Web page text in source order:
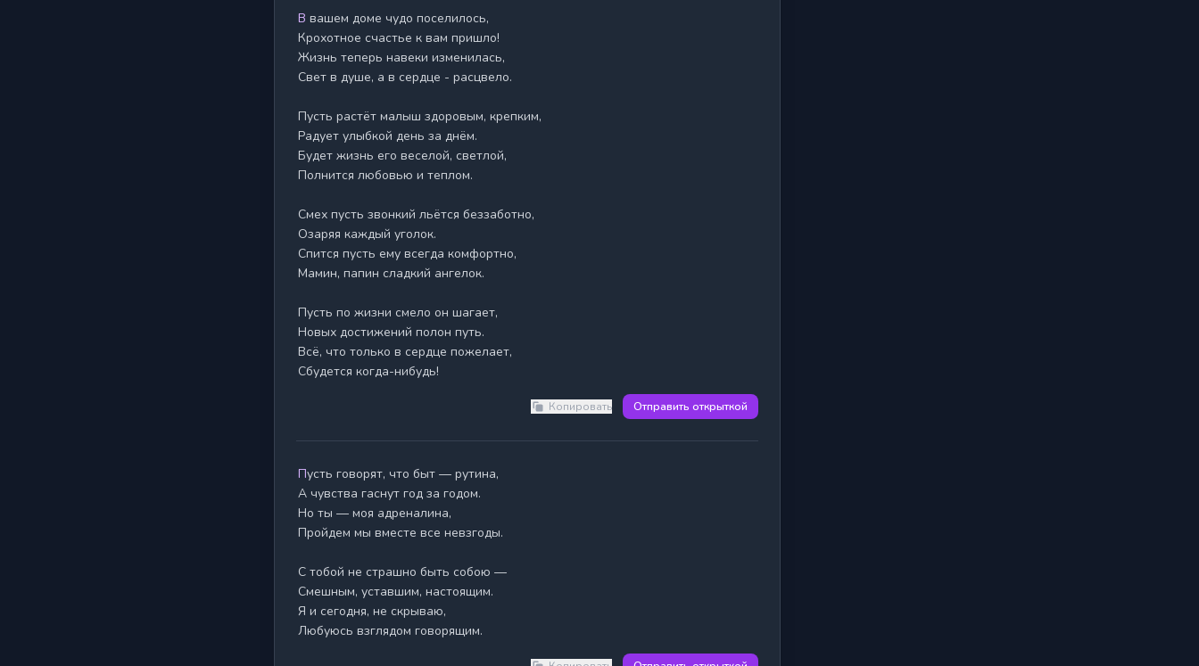
В вашем доме чудо поселилось,
Крохотное счастье к вам пришло!
Жизнь теперь навеки изменилась,
Свет в душе, а в сердце - расцвело.
Пусть растёт малыш здоровым, крепким,
Радует улыбкой день за днём.
Будет жизнь его веселой, светлой,
Полнится любовью и теплом.
Смех пусть звонкий льётся беззаботно,
Озаряя каждый уголок.
Спится пусть ему всегда комфортно,
Мамин, папин сладкий ангелок.
Пусть по жизни смело он шагает,
Новых достижений полон путь.
Всё, что только в сердце пожелает,
Сбудется когда-нибудь!
Копировать Отправить открыткой
Пусть говорят, что быт — рутина,
А чувства гаснут год за годом.
Но ты — моя адреналина,
Пройдем мы вместе все невзгоды.
С тобой не страшно быть собою —
Смешным, уставшим, настоящим.
Я и сегодня, не скрываю,
Любуюсь взглядом говорящим.